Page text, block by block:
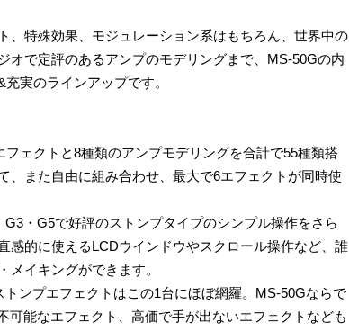
、特殊効果、モジュレーション系はもちろん、世界中の
オで定評のあるアンプのモデリングまで、MS-50Gの内
実のラインアップです。
ェクトと8種類のアンプモデリングを合計で55種類搭
、また自由に組み合わせ、最大で6エフェクトが同時使
・G5で好評のストンプタイプのシンプル操作をさら
感的に使えるLCDウインドウやスクロール操作など、誰
メイキングができます。
ンプエフェクトはこの1台にほぼ網羅。MS-50Gならで
可能なエフェクト、高価で手が出ないエフェクトなども